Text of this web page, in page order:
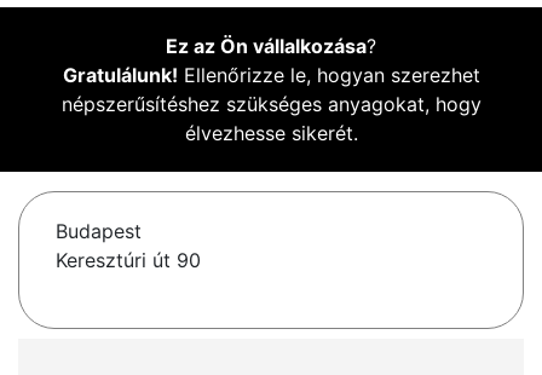
Ez az Ön vállalkozása?
Gratulálunk! Ellenőrizze le, hogyan szerezhet
népszerűsítéshez szükséges anyagokat, hogy
élvezhesse sikerét.
Budapest
Keresztúri út 90